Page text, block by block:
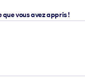
vous avez appris !